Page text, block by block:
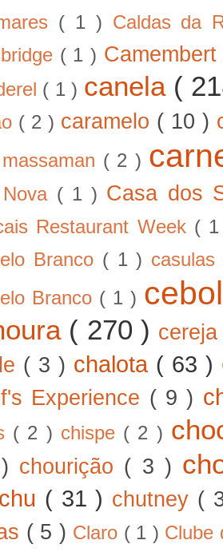
( 1 ) Caldas da
( 1 )
( 1 ) canela (
( 2 ) caramelo ( 10 )
( 2 )
( 1 ) Casa dos
Restaurant Week (
Branco ( 1 )
Branco ( 1 )
( 270 )
( 3 ) chalota ( 63 )
Experience ( 9 )
( 2 ) chispe ( 2 )
chourição ( 3 )
( 31 ) chutney (
( 5 ) Claro ( 1 ) Clube